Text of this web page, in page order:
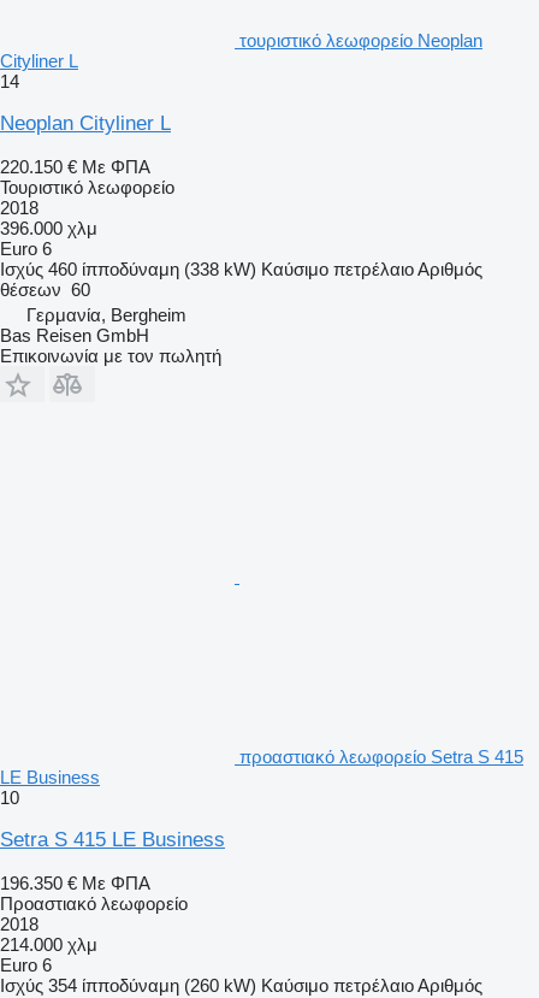
τουριστικό λεωφορείο Neoplan
Cityliner L
14
Neoplan Cityliner L
220.150 € Με ΦΠΑ
Τουριστικό λεωφορείο
2018
396.000 χλμ
Euro 6
Ισχύς 460 ίπποδύναμη (338 kW) Καύσιμο πετρέλαιοΑριθμός
θέσεων 60
Γερμανία, Bergheim
Bas Reisen GmbH
Επικοινωνία με τον πωλητή
προαστιακό λεωφορείο Setra S 415
LE Business
10
Setra S 415 LE Business
196.350 € Με ΦΠΑ
Προαστιακό λεωφορείο
2018
214.000 χλμ
Euro 6
Ισχύς 354 ίπποδύναμη (260 kW) Καύσιμο πετρέλαιοΑριθμός